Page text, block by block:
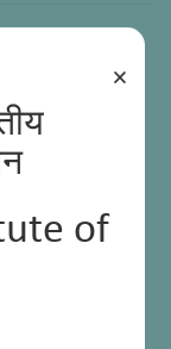
×
of